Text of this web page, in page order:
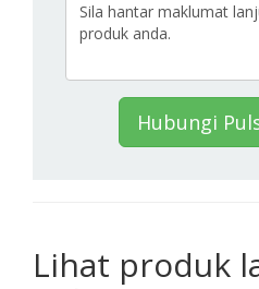
Hubungi
Lihat produk